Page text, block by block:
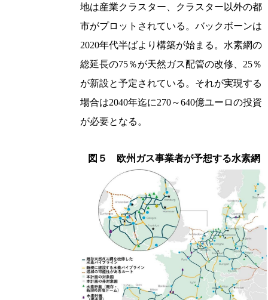
地は産業クラスター、クラスター以外の都
市がプロットされている。バックボーンは
2020年代半ばより構築が始まる。水素網の
総延長の75％が天然ガス配管の改修、25％
が新設と予定されている。それが実現する
場合は2040年迄に270～640億ユーロの投資
が必要となる。
図５ 欧州ガス事業者が予想する水素網